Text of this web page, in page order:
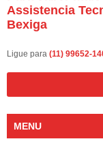
Assistencia
Bexiga
Ligue para (11) 99652-
MENU